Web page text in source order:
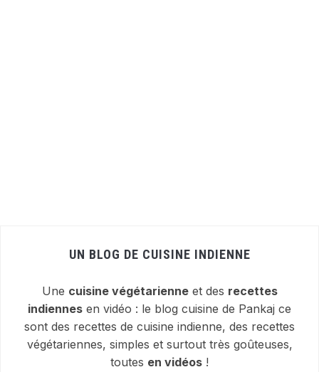
UN BLOG DE CUISINE INDIENNE
Une cuisine végétarienneet des recettes
indiennes en vidéo : le blog cuisine de Pankaj ce
sont des recettes de cuisine indienne, des recettes
végétariennes, simples et surtout très goûteuses,
toutes en vidéos !